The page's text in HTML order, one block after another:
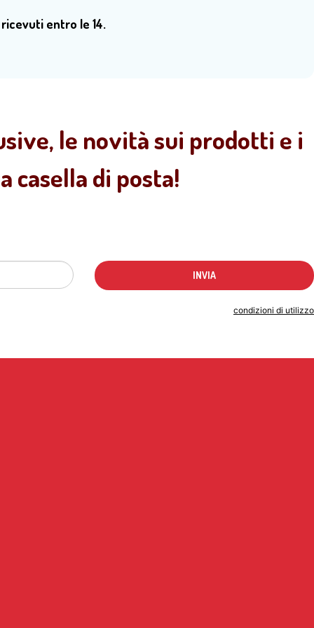
entro le 14.
le novità sui prodotti e i
casella di posta!
condizioni di utilizzo